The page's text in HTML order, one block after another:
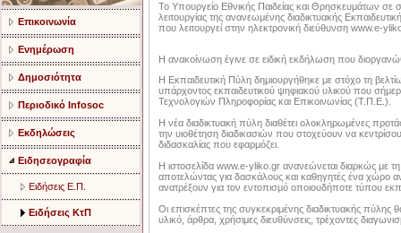
Επικοινωνία
Ενημέρωση
Δημοσιότητα
Περιοδικό Infosoc
Εκδηλώσεις
Ειδησεογραφία
Ειδήσεις Ε.Π.
Ειδήσεις ΚτΠ
Το Υπουργείο Εθνικής Παιδείας και Θρησκευμάτων
λειτουργίας της ανανεωμένης διαδικτυακής
που λειτουργεί στην ηλεκτρονική διεύθυνση www.e-
Η ανακοίνωση έγινε σε ειδική εκδήλωση που
Η Εκπαιδευτική Πύλη δημιουργήθηκε με στόχο τη
υπάρχοντος εκπαιδευτικού ψηφιακού υλικού που
Τεχνολογιών Πληροφορίας και Επικοινωνίας (Τ.Π.Ε.).
Η νέα διαδικτυακή πύλη διαθέτει ολοκληρωμένες
την υιοθέτηση διαδικασιών που στοχεύουν να
διδασκαλίας που εφαρμόζει.
Η ιστοσελίδα www.e-yliko.gr ανανεώνεται διαρκώς με
αποτελώντας για δασκάλους και καθηγητές ένα
ανατρέξουν για τον εντοπισμό οποιουδήποτε τύπου
Οι επισκέπτες της συγκεκριμένης διαδικτυακής
υλικό, άρθρα, χρήσιμες διευθύνσεις, τρέχοντες